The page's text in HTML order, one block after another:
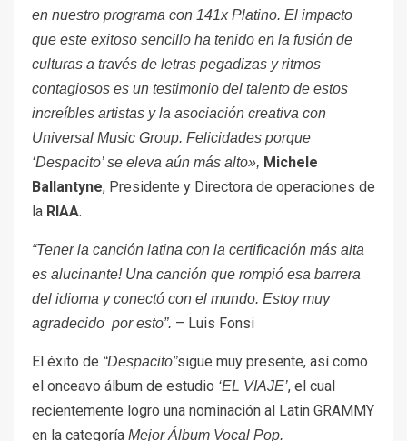
en nuestro programa con 141x Platino. El impacto
que este exitoso sencillo ha tenido en la fusión de
culturas a través de letras pegadizas y ritmos
contagiosos es un testimonio del talento de estos
increíbles artistas y la asociación creativa con
Universal Music Group. Felicidades porque
‘Despacito’ se eleva aún más alto», Michele
Ballantyne, Presidente y Directora de operaciones de
la RIAA.
“Tener la canción latina con la certificación más alta
es alucinante! Una canción que rompió esa barrera
del idioma y conectó con el mundo. Estoy muy
agradecido por esto”. – Luis Fonsi
El éxito de “Despacito”sigue muy presente, así como
el onceavo álbum de estudio ‘EL VIAJE’, el cual
recientemente logro una nominación al Latin GRAMMY
en la categoría Mejor Álbum Vocal Pop.